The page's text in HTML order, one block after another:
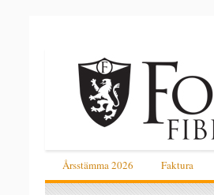
Årsstämma 2026 Faktura